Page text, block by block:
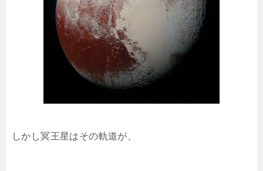
しかし冥王星はその軌道が、